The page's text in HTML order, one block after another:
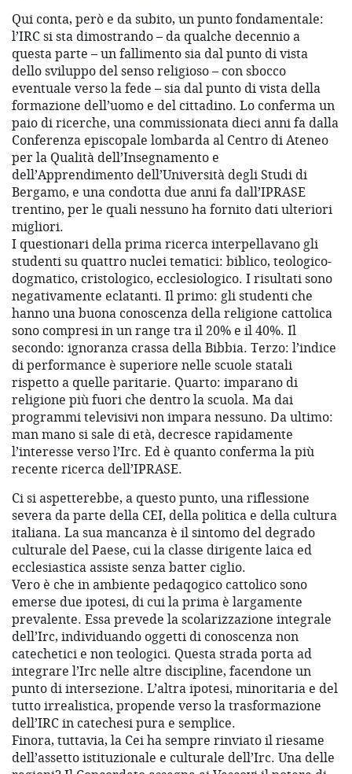
Qui conta, però e da subito, un punto fondamentale:
l’IRC si sta dimostrando – da qualche decennio a
questa parte – un fallimento sia dal punto di vista
dello sviluppo del senso religioso – con sbocco
eventuale verso la fede – sia dal punto di vista della
formazione dell’uomo e del cittadino. Lo conferma un
paio di ricerche, una commissionata dieci anni fa dalla
Conferenza episcopale lombarda al Centro di Ateneo
per la Qualità dell’Insegnamento e
dell’Apprendimento dell’Università degli Studi di
Bergamo, e una condotta due anni fa dall’IPRASE
trentino, per le quali nessuno ha fornito dati ulteriori
migliori.
I questionari della prima ricerca interpellavano gli
studenti su quattro nuclei tematici: biblico, teologico-
dogmatico, cristologico, ecclesiologico. I risultati sono
negativamente eclatanti. Il primo: gli studenti che
hanno una buona conoscenza della religione cattolica
sono compresi in un range tra il 20% e il 40%. Il
secondo: ignoranza crassa della Bibbia. Terzo: l’indice
di performance è superiore nelle scuole statali
rispetto a quelle paritarie. Quarto: imparano di
religione più fuori che dentro la scuola. Ma dai
programmi televisivi non impara nessuno. Da ultimo:
man mano si sale di età, decresce rapidamente
l’interesse verso l’Irc. Ed è quanto conferma la più
recente ricerca dell’IPRASE.
Ci si aspetterebbe, a questo punto, una riflessione
severa da parte della CEI, della politica e della cultura
italiana. La sua mancanza è il sintomo del degrado
culturale del Paese, cui la classe dirigente laica ed
ecclesiastica assiste senza batter ciglio.
Vero è che in ambiente pedaqogico cattolico sono
emerse due ipotesi, di cui la prima è largamente
prevalente. Essa prevede la scolarizzazione integrale
dell’Irc, individuando oggetti di conoscenza non
catechetici e non teologici. Questa strada porta ad
integrare l’Irc nelle altre discipline, facendone un
punto di intersezione. L’altra ipotesi, minoritaria e del
tutto irrealistica, propende verso la trasformazione
dell’IRC in catechesi pura e semplice.
Finora, tuttavia, la Cei ha sempre rinviato il riesame
dell’assetto istituzionale e culturale dell’Irc. Una delle